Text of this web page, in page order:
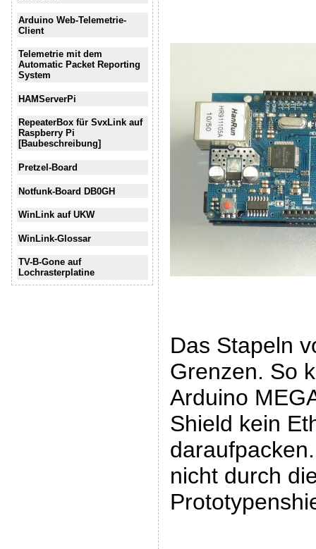
Arduino Web-Telemetrie-
Client
Telemetrie mit dem
Automatic Packet Reporting
System
HAMServerPi
RepeaterBox für SvxLink auf
Raspberry Pi
[Baubeschreibung]
Pretzel-Board
Notfunk-Board DB0GH
WinLink auf UKW
WinLink-Glossar
TV-B-Gone auf
Lochrasterplatine
Das Stapeln
Grenzen. So
Arduino
Shield kein
nicht durch